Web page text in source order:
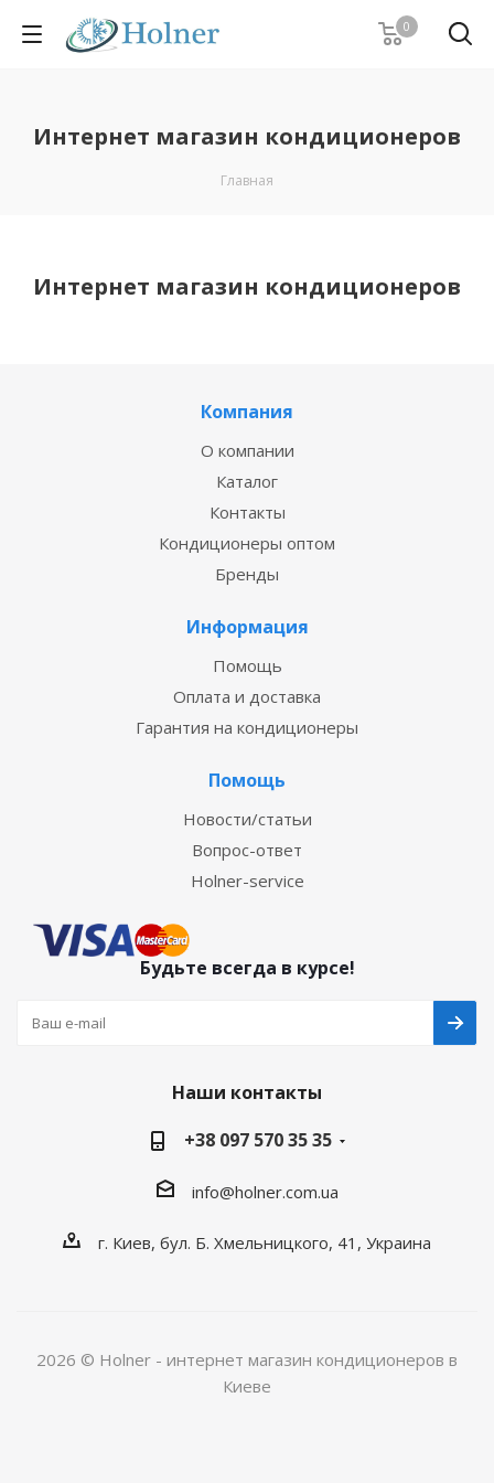
0
Интернет магазин кондиционеров
Главная
Интернет магазин кондиционеров
Компания
О компании
Каталог
Контакты
Кондиционеры оптом
Бренды
Информация
Помощь
Оплата и доставка
Гарантия на кондиционеры
Помощь
Новости/статьи
Вопрос-ответ
Holner-service
Будьте всегда в курсе!
Наши контакты
+38 097 570 35 35
info@holner.com.ua
г. Киев, бул. Б. Хмельницкого, 41, Украина
2026 © Holner - интернет магазин кондиционеров в
Киеве